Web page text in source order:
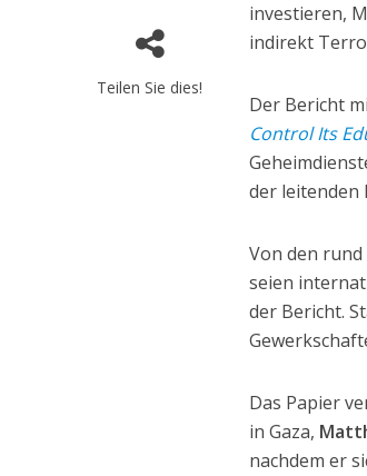
Teilen Sie dies!
investieren,
indirekt
Der Bericht
Control Its
der leitenden
Von den
seien
der Bericht.
Das Papier
in Gaza,
nachdem er